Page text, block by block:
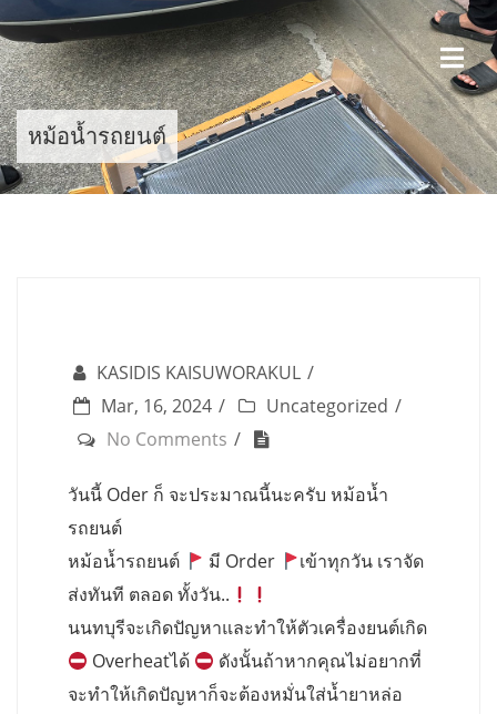
to
content
หม้อน้ำรถยนต์
KASIDIS KAISUWORAKUL
Mar, 16, 2024
Uncategorized
No Comments
วันนี้ Oder ก็ จะประมาณนี้นะครับ หม้อน้ำ
รถยนต์
หม้อน้ำรถยนต์
มี Order
เข้าทุกวัน เราจัด
ส่งทันที ตลอด ทั้งวัน..
นนทบุรีจะเกิดปัญหาและทำให้ตัวเครื่องยนต์เกิด
Overheatได้
ดังนั้นถ้าหากคุณไม่อยากที่
จะทำให้เกิดปัญหาก็จะต้องหมั่นใส่น้ำยาหล่อ